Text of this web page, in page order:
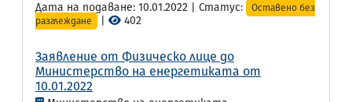
Дата на подаване: 10.01.2022 | Статус:
Оставено без
разглеждане
402
Заявление от Физическо лице до
Министерство на енергетиката от
10.01.2022